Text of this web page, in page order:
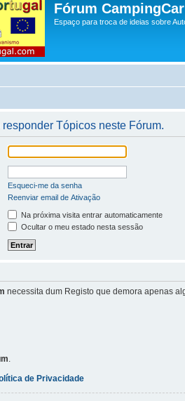
Fórum
Espaço para troca de ideias sobre
Tópicos neste Fórum.
Esqueci-me da senha
Reenviar email de Ativação
Na próxima visita entrar automaticamente
Ocultar o meu estado nesta sessão
necessita dum Registo que demora apenas
de Privacidade